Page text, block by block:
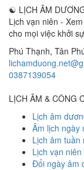
☯ LỊCH ÂM
Lịch vạn niên -
cho mọi việc khởi
Phú Thạnh, Tân
0387139054
LỊCH ÂM & CÔNG
Lịch âm
Âm lịch ngày
Lịch âm tuần
Lịch vạn
Đổi ngày âm